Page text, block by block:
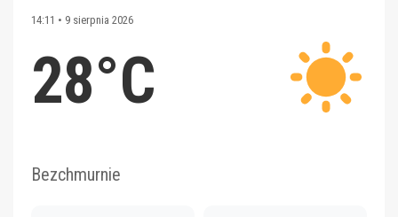
14:11 • 9 sierpnia 2026
28°C
Bezchmurnie